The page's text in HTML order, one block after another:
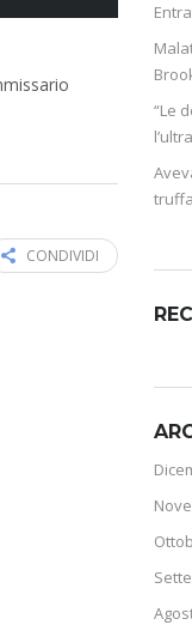
CONDIVIDI
“Le